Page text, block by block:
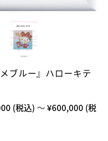
ブルー』ハローキテ
(税込) ～ ¥600,000 (税